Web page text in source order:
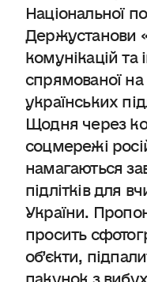
Національної
Держустанови
комунікацій
спрямованої
українських
Щодня через
соцмережі
намагаються
підлітків для
України.
просить
об’єкти,
пакунок з